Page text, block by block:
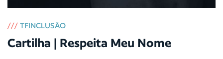
/// TFINCLUSÃO
Cartilha | Respeita Meu Nome